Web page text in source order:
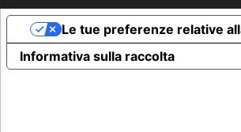
Informativa sulla raccolta
Le tue preferenze relative